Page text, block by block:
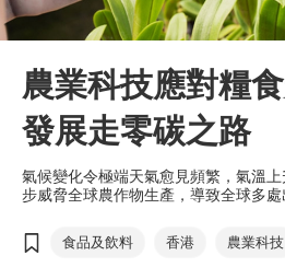
農業科技應對糧
發展走零碳之路
氣候變化令極端天氣愈見頻繁，氣溫
步威脅全球農作物生產，導致全球多處
食品及飲料 香港 農業科技